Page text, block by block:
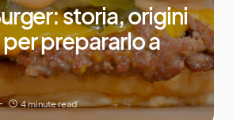
storia, origini
prepararlo a
4 minute read